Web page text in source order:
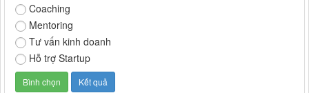
Coaching
Mentoring
Tư vấn kinh doanh
Hỗ trợ Startup